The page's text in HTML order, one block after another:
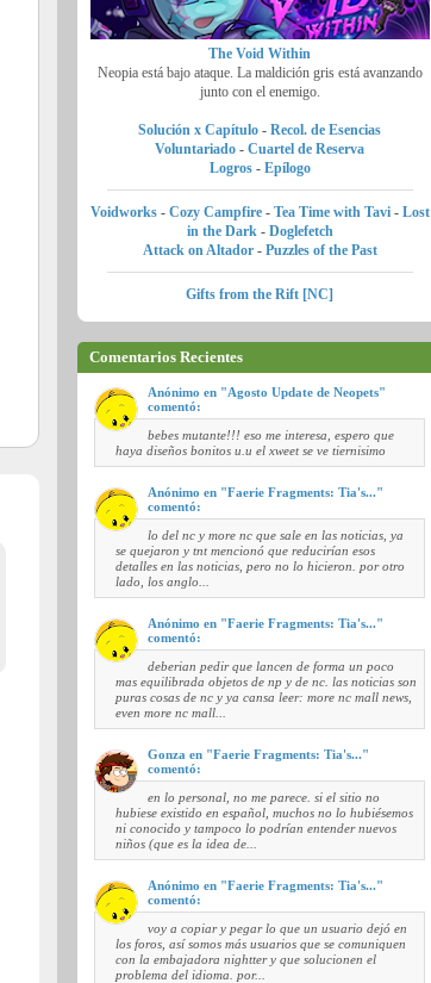
The Void Within
Neopia está bajo ataque. La maldición gris está avanzando
junto con el enemigo.
Solución x Capítulo -Recol. de Esencias
Voluntariado -Cuartel de Reserva
Logros- Epílogo
Voidworks- Cozy Campfire - Tea Time with Tavi- Lost
in the Dark- Doglefetch
Attack on Altador- Puzzles of the Past
Gifts from the Rift [NC]
Comentarios Recientes
Anónimo en "Agosto Update de Neopets"
comentó:
bebes mutante!!! eso me interesa, espero que
haya diseños bonitos u.u el xweet se ve tiernisimo
Anónimo en "Faerie Fragments: Tia's..."
comentó:
lo del nc y more nc que sale en las noticias, ya
se quejaron y tnt mencionó que reducirían esos
detalles en las noticias, pero no lo hicieron. por otro
lado, los anglo...
Anónimo en "Faerie Fragments: Tia's..."
comentó:
deberian pedir que lancen de forma un poco
mas equilibrada objetos de np y de nc. las noticias son
puras cosas de nc y ya cansa leer: more nc mall news,
even more nc mall...
Gonza en "Faerie Fragments: Tia's..."
comentó:
en lo personal, no me parece. si el sitio no
hubiese existido en español, muchos no lo hubiésemos
ni conocido y tampoco lo podrían entender nuevos
niños (que es la idea de...
Anónimo en "Faerie Fragments: Tia's..."
comentó:
voy a copiar y pegar lo que un usuario dejó en
los foros, así somos más usuarios que se comuniquen
con la embajadora nightter y que solucionen el
problema del idioma. por...